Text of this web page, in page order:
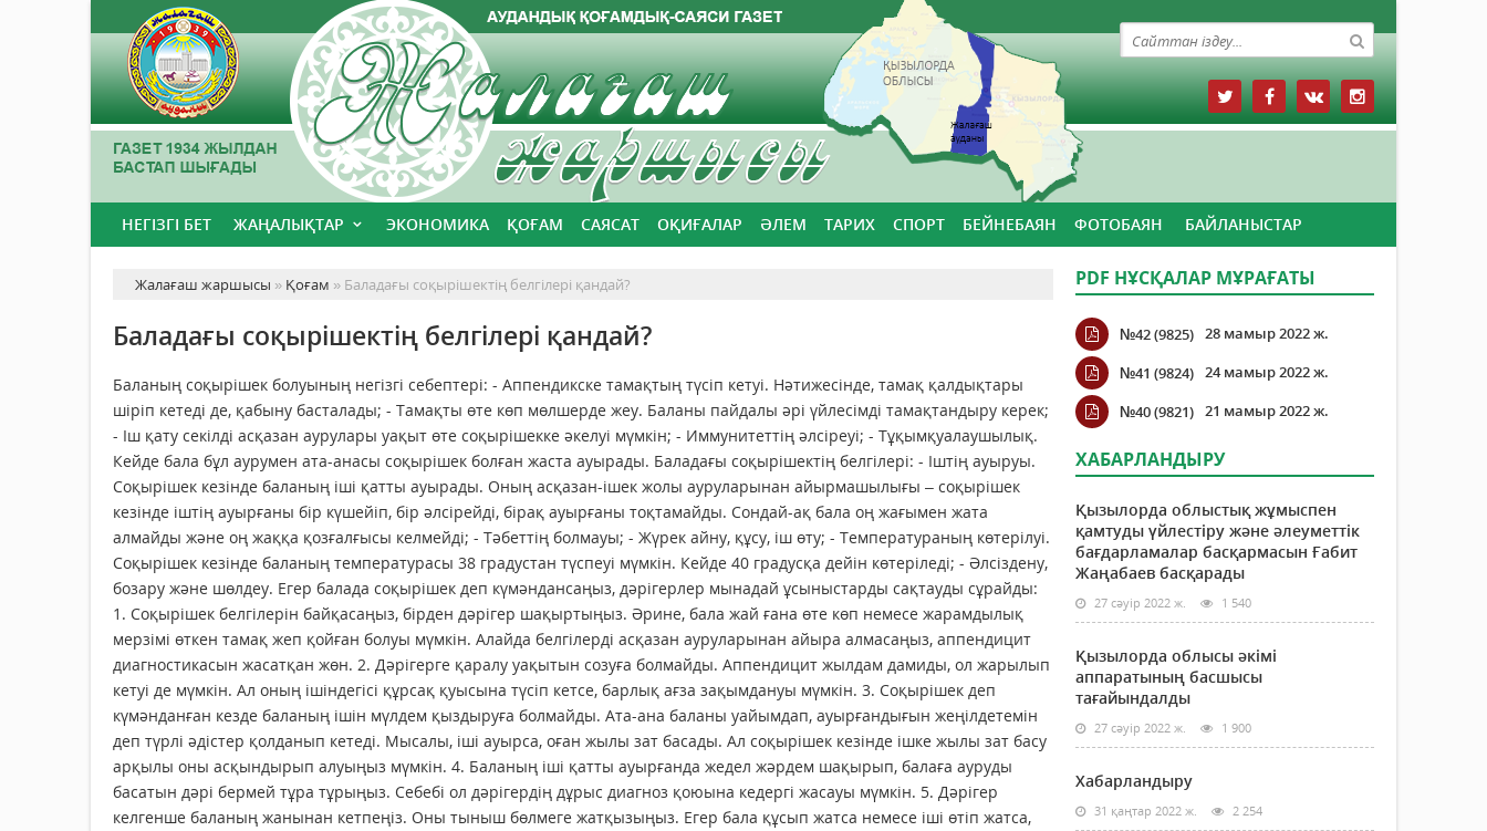
НЕГІЗГІ БЕТ ЖАҢАЛЫҚТАР ЭКОНОМИКА ҚОҒАМ САЯСАТ ОҚИҒАЛАР ӘЛЕМ ТАРИХ СПОРТ БЕЙНЕБАЯН ФОТОБАЯН БАЙЛАНЫСТАР
Жалағаш жаршысы » Қоғам » Баладағы соқырішектің белгілері қандай?
Баладағы соқырішектің белгілері қандай?
Баланың соқырішек болуының негізгі себептері: - Аппендикске тамақтың түсіп кетуі. Нәтижесінде, тамақ қалдықтары
шіріп кетеді де, қабыну басталады; - Тамақты өте көп мөлшерде жеу. Баланы пайдалы әрі үйлесімді тамақтандыру керек;
- Іш қату секілді асқазан аурулары уақыт өте соқырішекке әкелуі мүмкін; - Иммунитеттің әлсіреуі; - Тұқымқуалаушылық.
Кейде бала бұл аурумен ата-анасы соқырішек болған жаста ауырады. Баладағы соқырішектің белгілері: - Іштің ауыруы.
Соқырішек кезінде баланың іші қатты ауырады. Оның асқазан-ішек жолы ауруларынан айырмашылығы – соқырішек
кезінде іштің ауырғаны бір күшейіп, бір әлсірейді, бірақ ауырғаны тоқтамайды. Сондай-ақ бала оң жағымен жата
алмайды және оң жаққа қозғалғысы келмейді; - Тәбеттің болмауы; - Жүрек айну, құсу, іш өту; - Температураның көтерілуі.
Соқырішек кезінде баланың температурасы 38 градустан түспеуі мүмкін. Кейде 40 градусқа дейін көтеріледі; - Әлсіздену,
бозару және шөлдеу. Егер балада соқырішек деп күмәндансаңыз, дәрігерлер мынадай ұсыныстарды сақтауды сұрайды:
1. Соқырішек белгілерін байқасаңыз, бірден дәрігер шақыртыңыз. Әрине, бала жай ғана өте көп немесе жарамдылық
мерзімі өткен тамақ жеп қойған болуы мүмкін. Алайда белгілерді асқазан ауруларынан айыра алмасаңыз, аппендицит
диагностикасын жасатқан жөн. 2. Дәрігерге қаралу уақытын созуға болмайды. Аппендицит жылдам дамиды, ол жарылып
кетуі де мүмкін. Ал оның ішіндегісі құрсақ қуысына түсіп кетсе, барлық ағза зақымдануы мүмкін. 3. Соқырішек деп
күмәнданған кезде баланың ішін мүлдем қыздыруға болмайды. Ата-ана баланы уайымдап, ауырғандығын жеңілдетемін
деп түрлі әдістер қолданып кетеді. Мысалы, іші ауырса, оған жылы зат басады. Ал соқырішек кезінде ішке жылы зат басу
арқылы оны асқындырып алуыңыз мүмкін. 4. Баланың іші қатты ауырғанда жедел жәрдем шақырып, балаға ауруды
басатын дәрі бермей тұра тұрыңыз. Себебі ол дәрігердің дұрыс диагноз қоюына кедергі жасауы мүмкін. 5. Дәрігер
келгенше баланың жанынан кетпеңіз. Оны тыныш бөлмеге жатқызыңыз. Егер бала құсып жатса немесе іші өтіп жатса,
PDF НҰСҚАЛАР МҰРАҒАТЫ
№42 (9825) 28 мамыр 2022 ж.
№41 (9824) 24 мамыр 2022 ж.
№40 (9821) 21 мамыр 2022 ж.
ХАБАРЛАНДЫРУ
Қызылорда облыстық жұмыспен
қамтуды үйлестіру және әлеуметтік
бағдарламалар басқармасын Ғабит
Жаңабаев басқарады
27 сәуір 2022 ж. 1 540
Қызылорда облысы әкімі
аппаратының басшысы
тағайындалды
27 сәуір 2022 ж. 1 900
Хабарландыру
31 қаңтар 2022 ж. 2 254